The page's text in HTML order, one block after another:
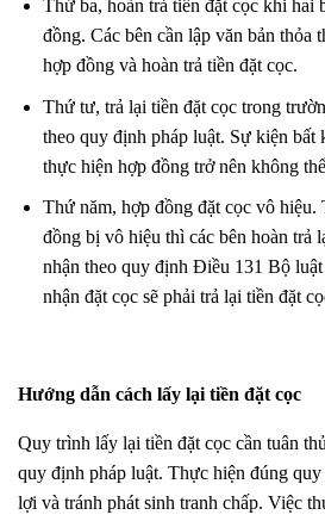
Thứ ba, hoàn trả tiền đặt cọc khi hai
đồng. Các bên cần lập văn bản thỏa
hợp đồng và hoàn trả tiền đặt cọc.
Thứ tư, trả lại tiền đặt cọc trong
theo quy định pháp luật. Sự kiện bất
thực hiện hợp đồng trở nên không
Thứ năm, hợp đồng đặt cọc vô
đồng bị vô hiệu thì các bên hoàn trả
nhận theo quy định Điều 131 Bộ
nhận đặt cọc sẽ phải trả lại tiền đặt
Hướng dẫn cách lấy lại tiền đặt cọc
Quy trình lấy lại tiền đặt cọc cần tuân
quy định pháp luật. Thực hiện đúng
lợi và tránh phát sinh tranh chấp. Việc